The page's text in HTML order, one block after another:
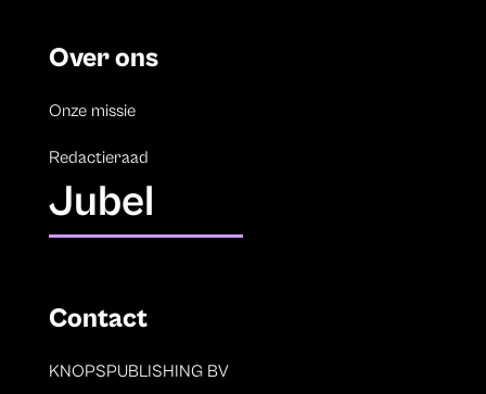
Over ons
Onze missie
Redactieraad
Jubel
Contact
KNOPSPUBLISHING BV